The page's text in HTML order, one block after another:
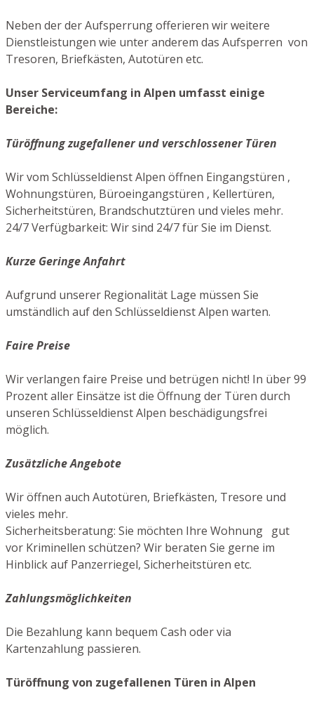
Neben der der Aufsperrung offerieren wir weitere
Dienstleistungen wie unter anderem das Aufsperren von
Tresoren, Briefkästen, Autotüren etc.
Unser Serviceumfang in Alpen umfasst einige
Bereiche:
Türöffnung zugefallener und verschlossener Türen
Wir vom Schlüsseldienst Alpen öffnen Eingangstüren ,
Wohnungstüren, Büroeingangstüren , Kellertüren,
Sicherheitstüren, Brandschutztüren und vieles mehr.
24/7 Verfügbarkeit: Wir sind 24/7 für Sie im Dienst.
Kurze Geringe Anfahrt
Aufgrund unserer Regionalität Lage müssen Sie
umständlich auf den Schlüsseldienst Alpen warten.
Faire Preise
Wir verlangen faire Preise und betrügen nicht! In über 99
Prozent aller Einsätze ist die Öffnung der Türen durch
unseren Schlüsseldienst Alpen beschädigungsfrei
möglich.
Zusätzliche Angebote
Wir öffnen auch Autotüren, Briefkästen, Tresore und
vieles mehr.
Sicherheitsberatung: Sie möchten Ihre Wohnung gut
vor Kriminellen schützen? Wir beraten Sie gerne im
Hinblick auf Panzerriegel, Sicherheitstüren etc.
Zahlungsmöglichkeiten
Die Bezahlung kann bequem Cash oder via
Kartenzahlung passieren.
Türöffnung von zugefallenen Türen in Alpen